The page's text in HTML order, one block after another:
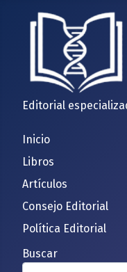
Editorial
Inicio
Libros
Artículos
Consejo Editorial
Política Editorial
Buscar